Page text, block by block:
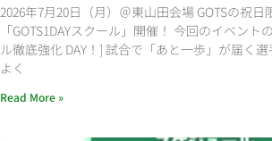
2026年7月20日（月）＠東山田会場 GOTSの祝日
「GOTS1DAYスクール」開催！ 今回のイベント
ル徹底強化 DAY！] 試合で「あと一歩」が届く選
よく
Read More »